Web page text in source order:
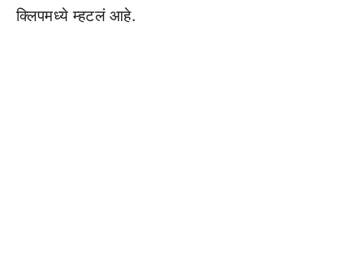
क्लिपमध्ये म्हटलं आहे.